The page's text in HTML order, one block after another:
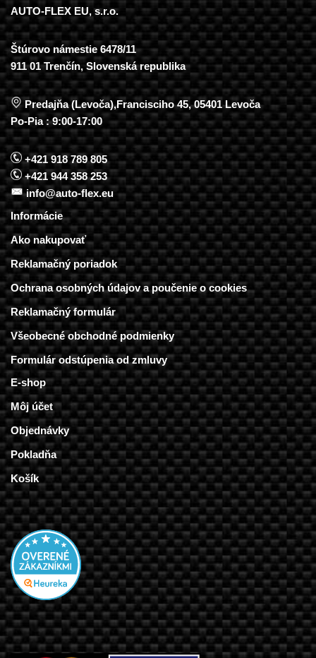
AUTO-FLEX EU, s.r.o.
Štúrovo námestie 6478/11
911 01 Trenčín, Slovenská republika
Predajňa (Levoča),Francisciho 45, 05401 Levoča
Po-Pia : 9:00-17:00
+421 918 789 805
+421 944 358 253
info@auto-flex.eu
Informácie
Ako nakupovať
Reklamačný poriadok
Ochrana osobných údajov a poučenie o cookies
Reklamačný formulár
Všeobecné obchodné podmienky
Formulár odstúpenia od zmluvy
E-shop
Môj účet
Objednávky
Pokladňa
Košík